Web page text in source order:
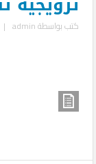
كتب بواسطةadmin
|